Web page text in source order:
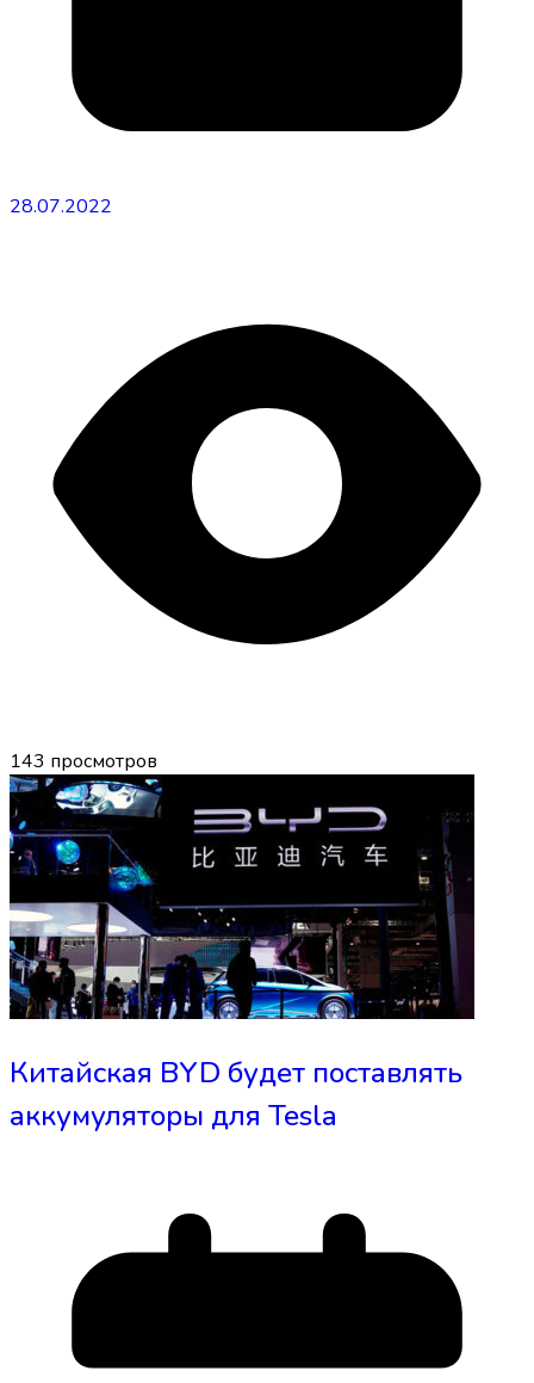
28.07.2022
143 просмотров
Китайская BYD будет поставлять
аккумуляторы для Tesla